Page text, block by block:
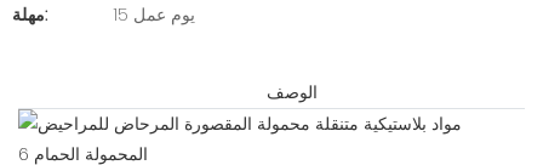
مهلة:
15 يوم عمل
الوصف